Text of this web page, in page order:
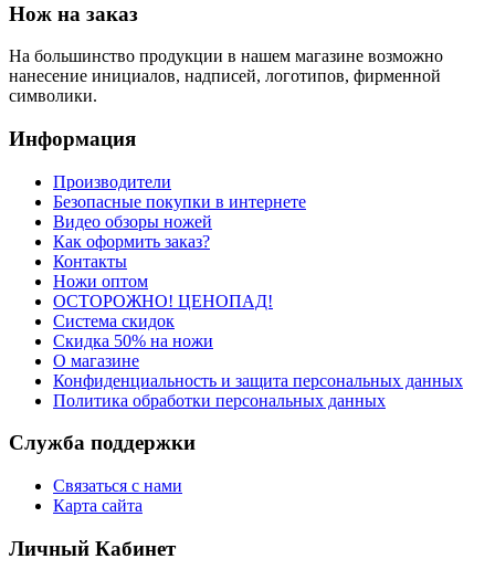
Нож на заказ
На большинство продукции в нашем магазине возможно
нанесение инициалов, надписей, логотипов, фирменной
символики.
Информация
Производители
Безопасные покупки в интернете
Видео обзоры ножей
Как оформить заказ?
Контакты
Ножи оптом
ОСТОРОЖНО! ЦЕНОПАД!
Система скидок
Скидка 50% на ножи
О магазине
Конфиденциальность и защита персональных данных
Политика обработки персональных данных
Служба поддержки
Связаться с нами
Карта сайта
Личный Кабинет